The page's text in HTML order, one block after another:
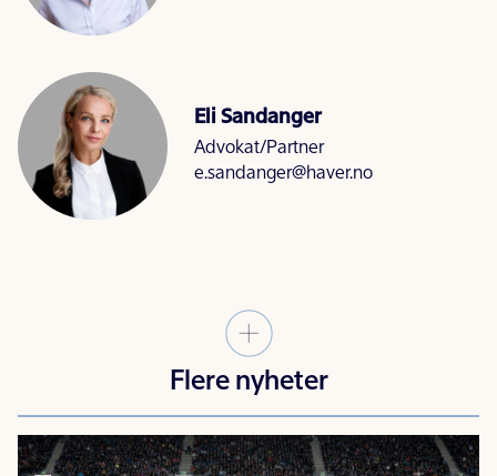
Eli Sandanger
Advokat/Partner
e.sandanger@haver.no
Flere nyheter